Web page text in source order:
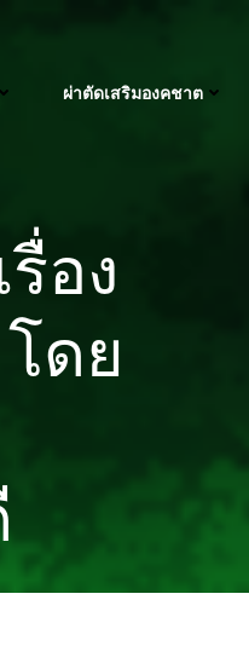
ผ่าตัดเสริมองคชาต
อง
ดย